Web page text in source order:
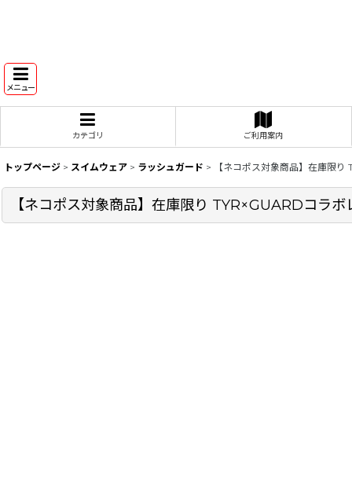
メニュー
カテゴリ ご利用案内
トップページ > スイムウェア > ラッシュガード > 【ネコポス対象商品】在庫限
【ネコポス対象商品】在庫限り TYR×GUARDコラ